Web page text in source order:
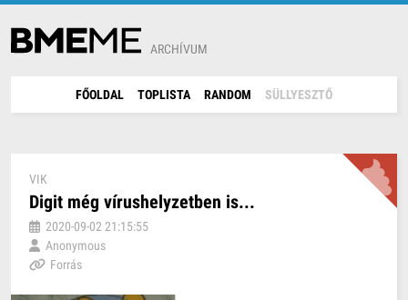
ARCHÍVUM
FŐOLDAL TOPLISTA RANDOM SÜLLYESZTŐ
VIK
Digit még vírushelyzetben is...
2020-09-02 21:15:55
Anonymous
Forrás